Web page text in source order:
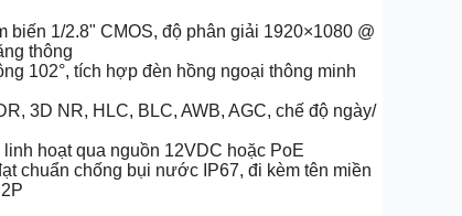
biến 1/2.8" CMOS, độ phân giải 1920×1080 @
thông
102°, tích hợp đèn hồng ngoại thông minh
3D NR, HLC, BLC, AWB, AGC, chế độ ngày/
hoạt qua nguồn 12VDC hoặc PoE
chuẩn chống bụi nước IP67, đi kèm tên miền